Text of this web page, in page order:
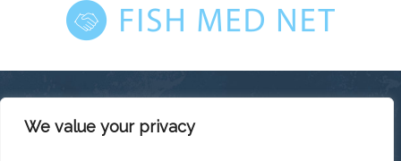
We value your privacy